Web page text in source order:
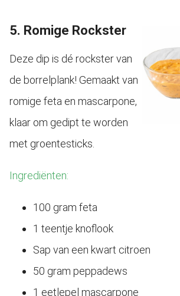
5. Romige Rockster
Deze dip is dé rockster van
de borrelplank! Gemaakt van
romige feta en mascarpone,
klaar om gedipt te worden
met groentesticks.
Ingrediënten:
100 gram feta
1 teentje knoflook
Sap van een kwart citroen
50 gram peppadews
1 eetlepel mascarpone